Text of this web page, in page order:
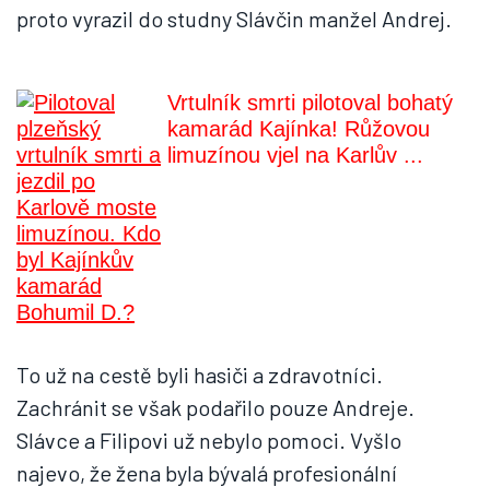
proto vyrazil do studny Slávčin manžel Andrej.
Vrtulník smrti pilotoval bohatý
kamarád Kajínka! Růžovou
limuzínou vjel na Karlův ...
To už na cestě byli hasiči a zdravotníci.
Zachránit se však podařilo pouze Andreje.
Slávce a Filipovi už nebylo pomoci. Vyšlo
najevo, že žena byla bývalá profesionální